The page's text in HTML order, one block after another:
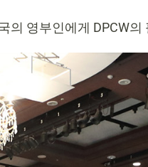
영부인에게 DPCW